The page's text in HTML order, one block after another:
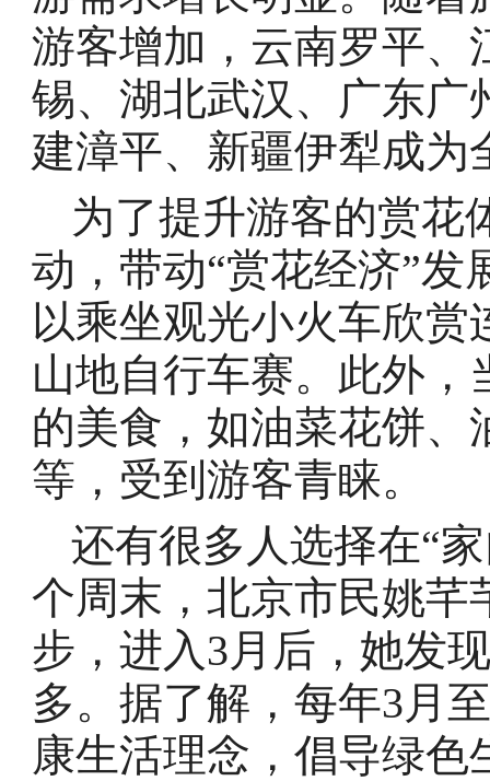
游客增加，云南罗平、
锡、湖北武汉、广东广
建漳平、新疆伊犁成为
为了提升游客的赏花
动，带动“赏花经济”
以乘坐观光小火车欣
山地自行车赛。此外
的美食，如油菜花饼
等，受到游客青睐。
还有很多人选择在“
个周末，北京市民姚芊
步，进入3月后，她发
多。据了解，每年3月
康生活理念，倡导绿色